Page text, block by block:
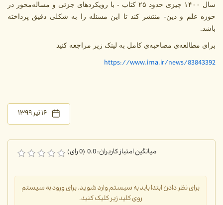
سال ۱۴۰۰ چیزی حدود ۲۵ کتاب - با رویکردهای جزئی و مساله‌محور در
حوزه علم و دین- منتشر کند تا این مسئله را به شکلی دقیق پرداخته
باشد.
برای مطالعه‌ی مصاحبه‌ی کامل به لینک زیر مراجعه کنید
https://www.irna.ir/news/83843392
۱۶ تیر ۱۳۹۹
میانگین امتیاز کاربران: 0.0 (0 رای)
برای نظر دادن ابتدا باید به سیستم وارد شوید. برای ورود به سیستم
روی کلید زیر کلیک کنید.